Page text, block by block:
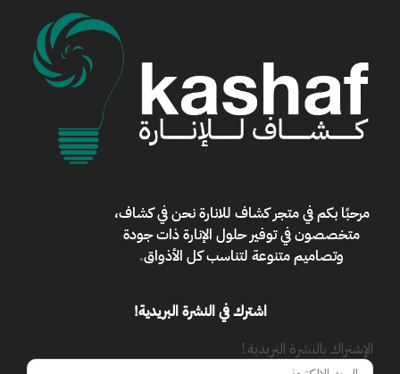
مرحبًا بكم فيمتجر كشاف للانارةنحن في كشاف،
متخصصون في توفير حلول الإنارة ذات جودة
وتصاميم متنوعة لتناسب كل الأذواق.
اشترك في النشرة البريدية!
الإشتراك بالنشرة البريدية.!